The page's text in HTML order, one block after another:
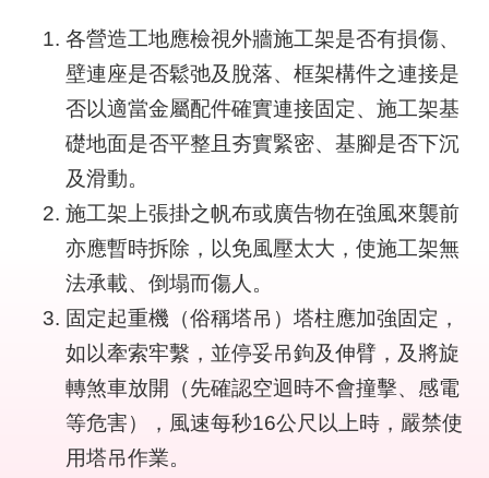
相
專
府
各營造工地應檢視外牆施工架是否有損傷、
壁連座是否鬆弛及脫落、框架構件之連接是
否以適當金屬配件確實連接固定、施工架基
礎地面是否平整且夯實緊密、基腳是否下沉
及滑動。
施工架上張掛之帆布或廣告物在強風來襲前
亦應暫時拆除，以免風壓太大，使施工架無
法承載、倒塌而傷人。
固定起重機（俗稱塔吊）塔柱應加強固定，
如以牽索牢繫，並停妥吊鉤及伸臂，及將旋
轉煞車放開（先確認空迴時不會撞擊、感電
等危害），風速每秒16公尺以上時，嚴禁使
用塔吊作業。